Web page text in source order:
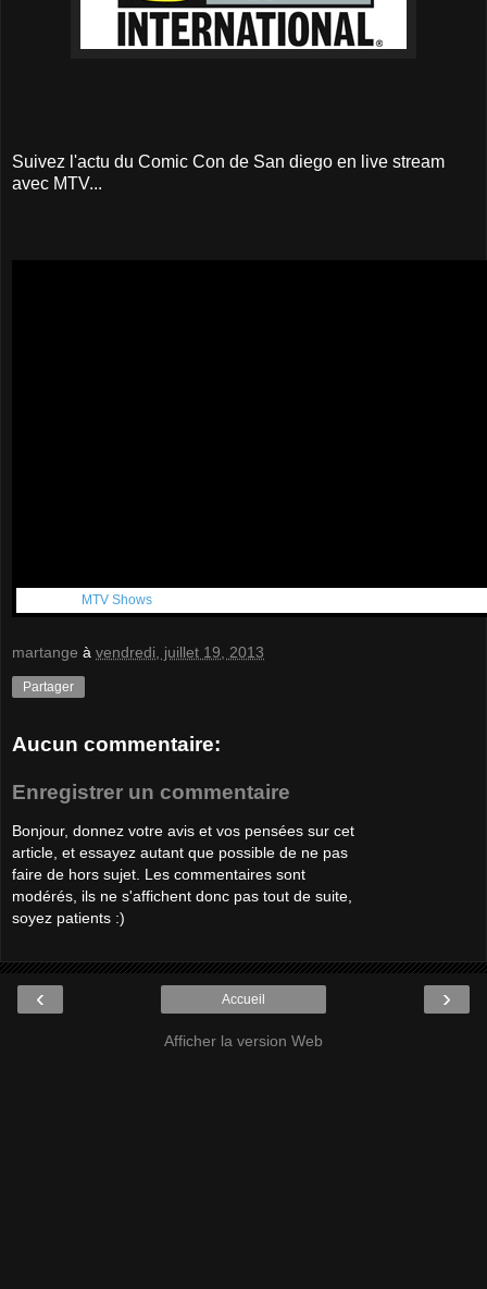
Suivez l'actu du Comic Con de San diego en live stream
avec MTV...
MTV Shows
martange à vendredi, juillet 19, 2013
Partager
Aucun commentaire:
Enregistrer un commentaire
Bonjour, donnez votre avis et vos pensées sur cet
article, et essayez autant que possible de ne pas
faire de hors sujet. Les commentaires sont
modérés, ils ne s'affichent donc pas tout de suite,
soyez patients :)
‹ ›
Accueil
Afficher la version Web